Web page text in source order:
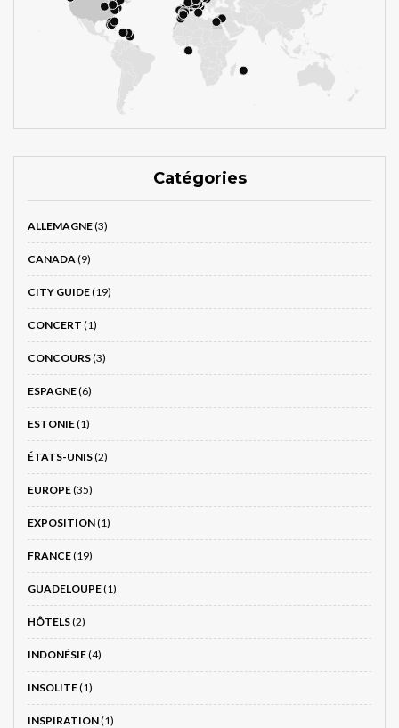
Catégories
ALLEMAGNE(3)
CANADA (9)
CITY GUIDE(19)
CONCERT (1)
CONCOURS(3)
ESPAGNE(6)
ESTONIE(1)
ÉTATS-UNIS(2)
EUROPE(35)
EXPOSITION(1)
FRANCE(19)
GUADELOUPE(1)
HÔTELS(2)
INDONÉSIE(4)
INSOLITE(1)
INSPIRATION(1)